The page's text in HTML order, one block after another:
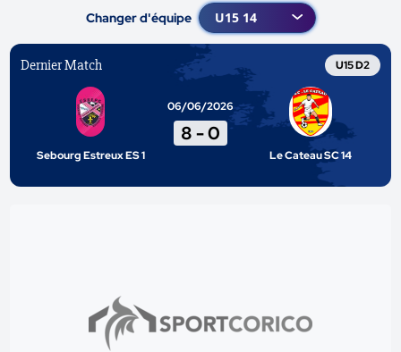
Changer d'équipe
Dernier Match U15 D2
Sebourg Estreux ES 1
06/06/2026
8-0
Le Cateau SC 14